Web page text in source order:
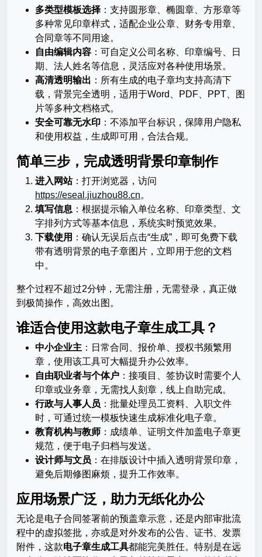
多类型模板选择 ：支持圆形章、椭圆章、方形章等
多种常见印章样式，适配企业公章、财务专用章、
合同章等不同用途。
自由编辑内容 ：可自定义公司名称、印章编号、日
期、法人姓名等信息，灵活应对各种使用场景。
高清透明输出 ：所有生成的电子章均支持高清下
载，背景完全透明，适用于Word、PDF、PPT、图
片等多种文档格式。
安全可靠无水印 ：不添加平台标识，保障用户隐私
和使用权益，生成即可用，合法合规。
简单三步，完成透明背景印章制作
进入网站：打开浏览器，访问
https://eseal.jiuzhou88.cn。
填写信息 ：根据提示输入单位名称、印章类型、文
字排列方式等基本信息，系统实时预览效果。
下载使用 ：确认无误后点击“生成”，即可免费下载
带有透明背景的电子章图片，立即用于您的文档
中。
整个过程不超过2分钟，无需注册，无需登录，真正做
到极简操作，高效出图。
谁适合使用这款电子章生成工具？
中小企业主 ：日常合同、报价单、授权书频繁用
章，使用该工具可大幅提升办公效率。
自由职业者与个体户 ：接项目、签协议时需要个人
印章或业务章，无需找人刻章，线上自助完成。
行政与人事人员 ：批量处理员工资料、入职文件
时，可通过统一模板快速生成标准化电子章。
教育机构与教师 ：成绩单、证明文件加盖电子章更
规范，便于电子归档与发送。
设计师与文员 ：在排版设计中插入透明背景印章，
避免后期修图麻烦，提升工作效率。
应用场景广泛，助力无纸化办公
无论是电子合同签署前的预盖章示意，还是内部审批流
程中的虚拟签批，亦或是对外发布的公告、证书、发票
附件，这款电子章生成工具都能完美胜任。特别是在远